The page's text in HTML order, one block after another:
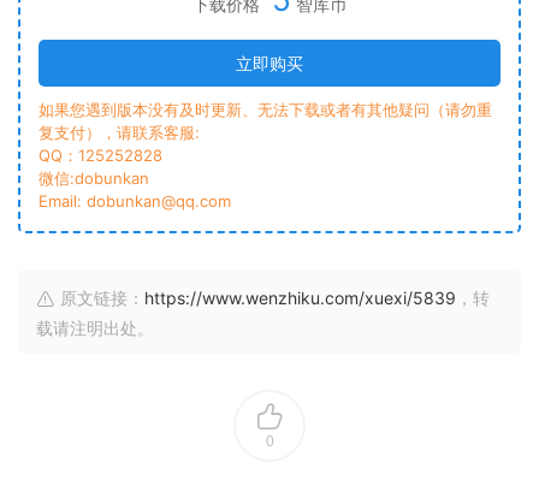
下载价格 智库币
立即购买
如果您遇到版本没有及时更新、无法下载或者有其他疑问（请勿重
复支付），请联系客服:
QQ：125252828
微信:dobunkan
Email: dobunkan@qq.com
原文链接： https://www.wenzhiku.com/xuexi/5839 ，转
载请注明出处。
0